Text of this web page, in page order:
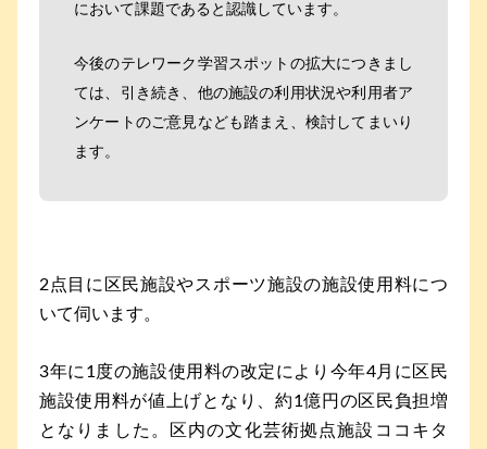
において課題であると認識しています。
今後のテレワーク学習スポットの拡大につきまし
ては、引き続き、他の施設の利用状況や利用者ア
ンケートのご意見なども踏まえ、検討してまいり
ます。
2点目に区民施設やスポーツ施設の施設使用料につ
いて伺います。
3年に1度の施設使用料の改定により今年4月に区民
施設使用料が値上げとなり、約1億円の区民負担増
となりました。区内の文化芸術拠点施設ココキタ